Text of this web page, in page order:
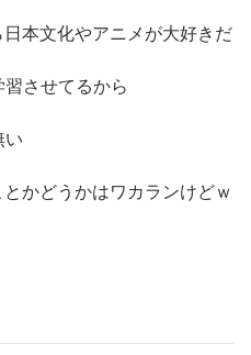
本文化やアニメが大好きだ
させてるから
い
うかはワカランけどｗ